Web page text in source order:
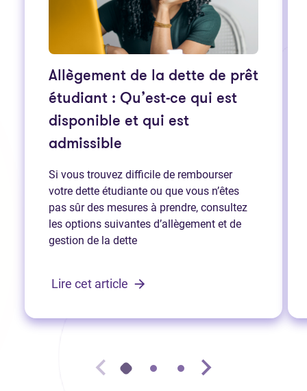
Allègement de la dette de prêt
étudiant : Qu’est-ce qui est
disponible et qui est
admissible
Si vous trouvez difficile de rembourser
votre dette étudiante ou que vous n’êtes
pas sûr des mesures à prendre, consultez
les options suivantes d’allègement et de
gestion de la dette
Lire cet article